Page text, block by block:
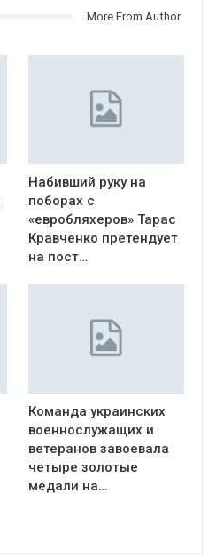
More From Author
Набивший руку на
поборах с
«евробляхеров» Тарас
Кравченко претендует
на пост…
Команда украинских
военнослужащих и
ветеранов завоевала
четыре золотые
медали на…